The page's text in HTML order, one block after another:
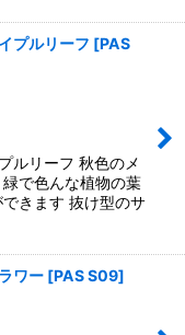
プルリーフ [PAS
ルリーフ 秋色のメ
で色んな植物の葉
きます 抜け型のサ
ワー [PAS S09]